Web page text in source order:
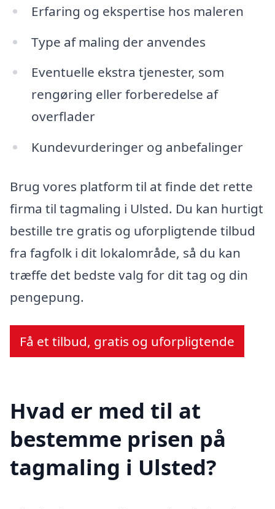
Erfaring og ekspertise hos maleren
Type af maling der anvendes
Eventuelle ekstra tjenester, som
rengøring eller forberedelse af
overflader
Kundevurderinger og anbefalinger
Brug vores platform til at finde det rette
firma til tagmaling i Ulsted. Du kan hurtigt
bestille tre gratis og uforpligtende tilbud
fra fagfolk i dit lokalområde, så du kan
træffe det bedste valg for dit tag og din
pengepung.
Få et tilbud, gratis og uforpligtende
Hvad er med til at
bestemme prisen på
tagmaling i Ulsted?